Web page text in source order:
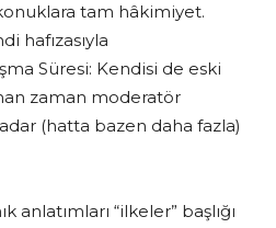
tam hâkimiyet.
hafızasıyla
Süresi: Kendisi de eski
zaman moderatör
(hatta bazen daha fazla)
anlatımları “ilkeler” başlığı